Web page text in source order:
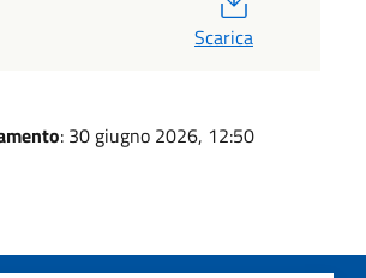
Scarica
: 30 giugno 2026, 12:50